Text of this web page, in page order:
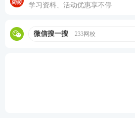
1、《教师资格认定申请表》无
2、身份证。
学习资料、活动优惠享不停
微信搜一搜 233网校